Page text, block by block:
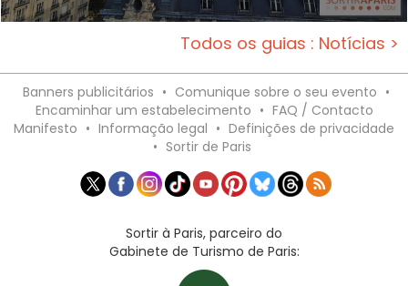
Todos os guias : Notícias >
Banners publicitários • Comunique sobre o seu evento •
Encaminhar um estabelecimento • FAQ / Contacto
Manifesto • Informação legal • Definições de privacidade
• Sortir de Paris
Sortir à Paris, parceiro do
Gabinete de Turismo de Paris: